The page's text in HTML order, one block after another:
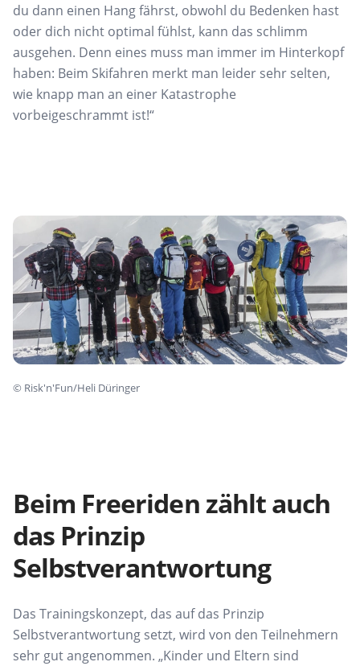
du dann einen Hang fährst, obwohl du Bedenken hast
oder dich nicht optimal fühlst, kann das schlimm
ausgehen. Denn eines muss man immer im Hinterkopf
haben: Beim Skifahren merkt man leider sehr selten,
wie knapp man an einer Katastrophe
vorbeigeschrammt ist!“
© Risk'n'Fun/Heli Düringer
Beim Freeriden zählt auch
das Prinzip
Selbstverantwortung
Das Trainingskonzept, das auf das Prinzip
Selbstverantwortung setzt, wird von den Teilnehmern
sehr gut angenommen. „Kinder und Eltern sind